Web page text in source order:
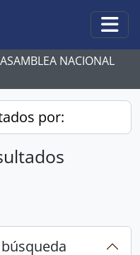
NACIONAL
por: